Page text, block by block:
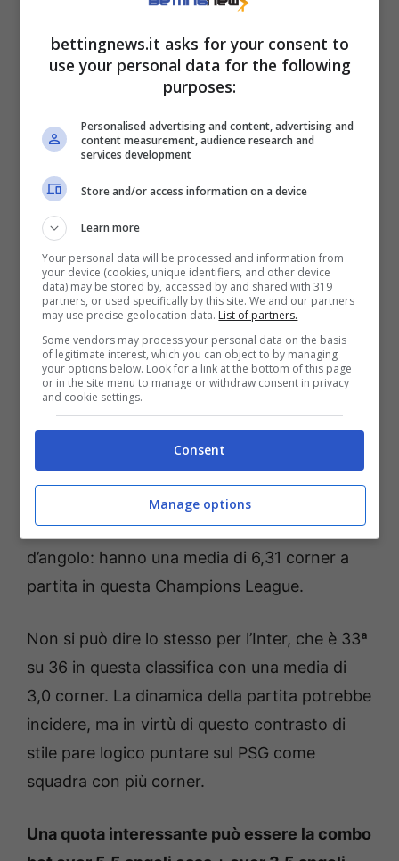
pure nelle prime quattro posizioni per media
di falli commessi a partita in Champions
Nuno Mendes: la quota proposta di 1.20 è
troppo bassa.
Nell’Inter lo stesso identikit tracciato per
quelli del PSG riguarda invece Barella, Bastoni
e Mkhitaryan.
La multipla con over 0,5 falli commessi di
Pacho, Nuno Mendes, Joao Neves, Hakimi,
Calhanoglu, Barella, Bastoni e Mkhitaryan fa
un totale di 11.86 su Goldbet.
Infine il pronostico sui calci d’angolo. Il PSG è
una squadra che ama sfruttare le fasce e
questo li ha portati a battere diversi calci
d’angolo: hanno una media di 6,31 corner a
partita in questa Champions League.
Non si può dire lo stesso per l’Inter, che è 33ª
su 36 in questa classifica con una media di
3,0 corner. La dinamica della partita potrebbe
incidere, ma in virtù di questo contrasto di
stile pare logico puntare sul PSG come
squadra con più corner.
Una quota interessante può essere la combo
bettingnews.it asks for your consent to
use your personal data for the following
purposes:
Personalised advertising and content, advertising and
content measurement, audience research and
services development
Store and/or access information on a device
Learn more
Your personal data will be processed and information from
your device (cookies, unique identifiers, and other device
data) may be stored by, accessed by and shared with 319
partners, or used specifically by this site. We and our partners
may use precise geolocation data. List of partners.
Some vendors may process your personal data on the basis
of legitimate interest, which you can object to by managing
your options below. Look for a link at the bottom of this page
or in the site menu to manage or withdraw consent in privacy
and cookie settings.
Consent
Manage options